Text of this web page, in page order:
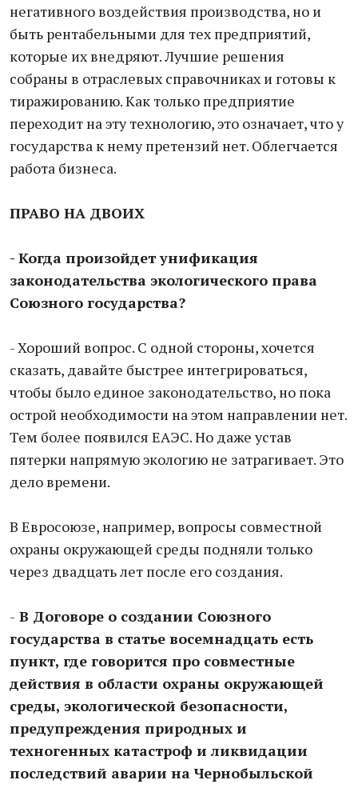
негативного воздействия производства, но и
быть рентабельными для тех предприятий,
которые их внедряют. Лучшие решения
собраны в отраслевых справочниках и готовы к
тиражированию. Как только предприятие
переходит на эту технологию, это означает, что у
государства к нему претензий нет. Облегчается
работа бизнеса.
ПРАВО НА ДВОИХ
- Когда произойдет унификация
законодательства экологического права
Союзного государства?
- Хороший вопрос. С одной стороны, хочется
сказать, давайте быстрее интегрироваться,
чтобы было единое законодательство, но пока
острой необходимости на этом направлении нет.
Тем более появился ЕАЭС. Но даже устав
пятерки напрямую экологию не затрагивает. Это
дело времени.
В Евросоюзе, например, вопросы совместной
охраны окружающей среды подняли только
через двадцать лет после его создания.
- В Договоре о создании Союзного
государства в статье восемнадцать есть
пункт, где говорится про совместные
действия в области охраны окружающей
среды, экологической безопасности,
предупреждения природных и
техногенных катастроф и ликвидации
последствий аварии на Чернобыльской